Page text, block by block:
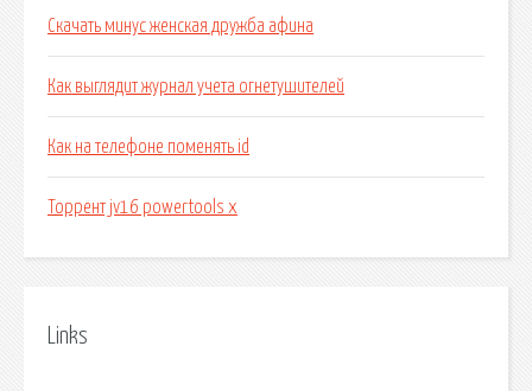
Скачать минус женская дружба афина
Как выглядит журнал учета огнетушителей
Как на телефоне поменять id
Торрент jv16 powertools x
Links